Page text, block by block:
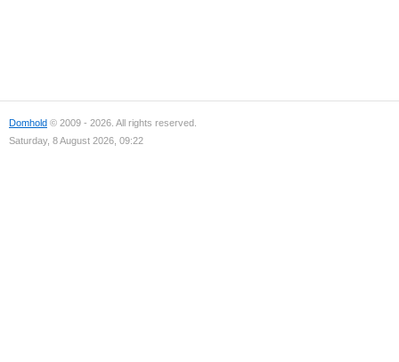
Domhold © 2009 - 2026. All rights reserved.
Saturday, 8 August 2026, 09:22